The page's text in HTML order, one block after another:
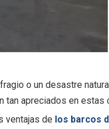
o un desastre
tan apreciados en estas
ventajas de los barcos